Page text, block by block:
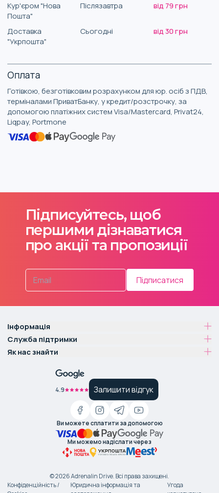
Кур'єром "Нова
Пошта"
Післязавтра від 79 грн
Доставка
"Укрпошта"
Сьогодні від 30 грн
Оплата
Готівкою, безготівковим розрахунком для юр. осіб з ПДВ,
терміналами ПриватБанку, у кредит/розстрочку, за
допомогою платіжних систем Visa/Mastercard, Privat24,
Liqpay, Portmone
Підписуйтесь, щоб
першими дізнаватися
про акції та пропозиції
Підписатися
Інформація
Служба підтримки
Як нас знайти
4.9 Залишити відгук
Ви можете сплатити за допомогою
Ми можемо надіслати через
©2026Adrenalin Drive. Всі права захищені.
Конфіденційність /
Юридична інформація та
Угода